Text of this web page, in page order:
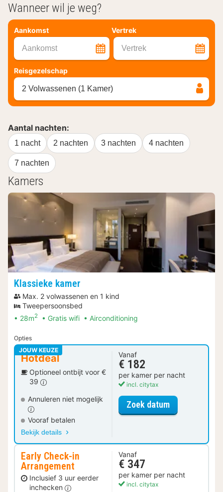
Wanneer wil je weg?
Aankomst Vertrek
Aankomst Vertrek
Reisgezelschap
2 Volwassenen (1 Kamer)
Aantal nachten:
1 nacht 2 nachten 3 nachten 4 nachten
7 nachten
Kamers
Klassieke kamer
Max. 2 volwassenen en 1 kind
Tweepersoonsbed
28m2 Gratis wifi Airconditioning
Opties
JOUW KEUZE
Hotdeal
Optioneel ontbijt voor €
39
Annuleren niet mogelijk
Vooraf betalen
Bekijk details
Vanaf
€ 182
per kamer per nacht
incl. citytax
Zoek datumvoor
Early Check-in
Arrangement
Inclusief 3 uur eerder
inchecken
Vanaf
€ 347
per kamer per nacht
incl. citytax